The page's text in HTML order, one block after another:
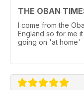
THE OBAN
I come from the
England so for me
going on 'at home'